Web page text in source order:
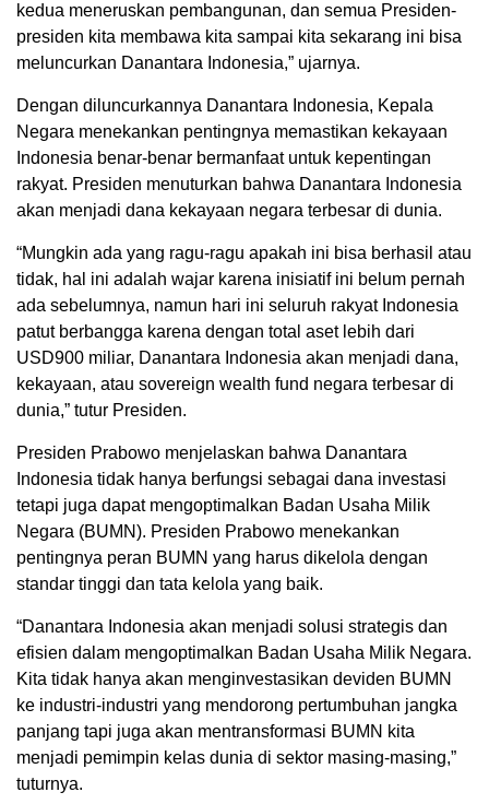
kedua meneruskan pembangunan, dan semua Presiden-
presiden kita membawa kita sampai kita sekarang ini bisa
meluncurkan Danantara Indonesia,” ujarnya.
Dengan diluncurkannya Danantara Indonesia, Kepala
Negara menekankan pentingnya memastikan kekayaan
Indonesia benar-benar bermanfaat untuk kepentingan
rakyat. Presiden menuturkan bahwa Danantara Indonesia
akan menjadi dana kekayaan negara terbesar di dunia.
“Mungkin ada yang ragu-ragu apakah ini bisa berhasil atau
tidak, hal ini adalah wajar karena inisiatif ini belum pernah
ada sebelumnya, namun hari ini seluruh rakyat Indonesia
patut berbangga karena dengan total aset lebih dari
USD900 miliar, Danantara Indonesia akan menjadi dana,
kekayaan, atau sovereign wealth fund negara terbesar di
dunia,” tutur Presiden.
Presiden Prabowo menjelaskan bahwa Danantara
Indonesia tidak hanya berfungsi sebagai dana investasi
tetapi juga dapat mengoptimalkan Badan Usaha Milik
Negara (BUMN). Presiden Prabowo menekankan
pentingnya peran BUMN yang harus dikelola dengan
standar tinggi dan tata kelola yang baik.
“Danantara Indonesia akan menjadi solusi strategis dan
efisien dalam mengoptimalkan Badan Usaha Milik Negara.
Kita tidak hanya akan menginvestasikan deviden BUMN
ke industri-industri yang mendorong pertumbuhan jangka
panjang tapi juga akan mentransformasi BUMN kita
menjadi pemimpin kelas dunia di sektor masing-masing,”
tuturnya.